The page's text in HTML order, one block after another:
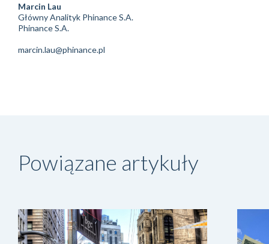
Marcin Lau
Główny Analityk Phinance S.A.
Phinance S.A.
marcin.lau@phinance.pl
Powiązane artykuły